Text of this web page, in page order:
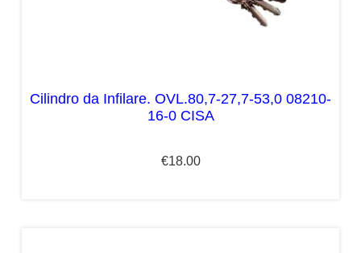
Cilindro da Infilare. OVL.80,7-27,7-53,0 08210-
16-0 CISA
€18.00